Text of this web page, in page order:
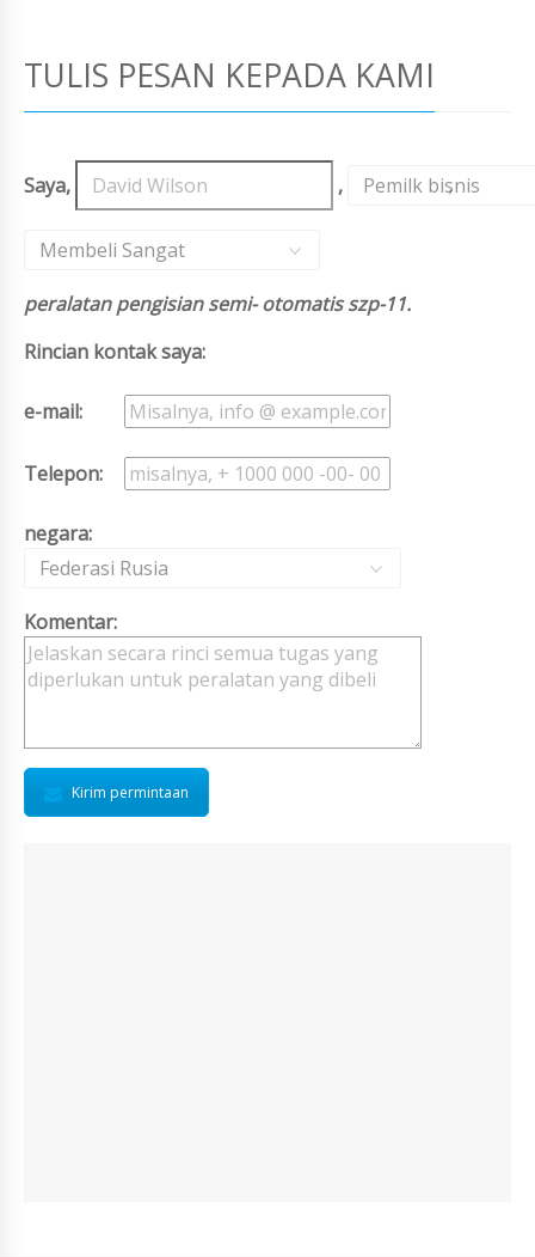
TULIS PESAN KEPADA KAMI
Saya, , Pemilk bisnis
,
Membeli Sangat
peralatan pengisian semi- otomatis szp-11.
Rincian kontak saya:
e-mail:
Telepon:
negara:
Federasi Rusia
Komentar:
Kirim permintaan